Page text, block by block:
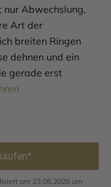
Abwechslung,
Art der
breiten Ringen
dehnen und ein
gerade erst
am 23.06.2026 um